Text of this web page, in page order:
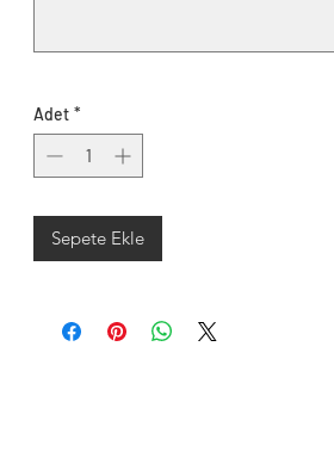
Adet *
Sepete Ekle